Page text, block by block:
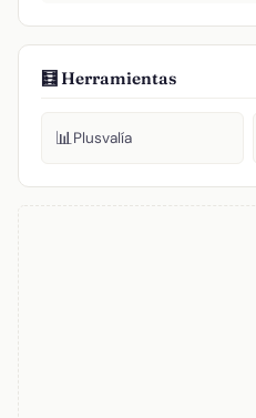
🧮 Herramientas
📊Plusvalía